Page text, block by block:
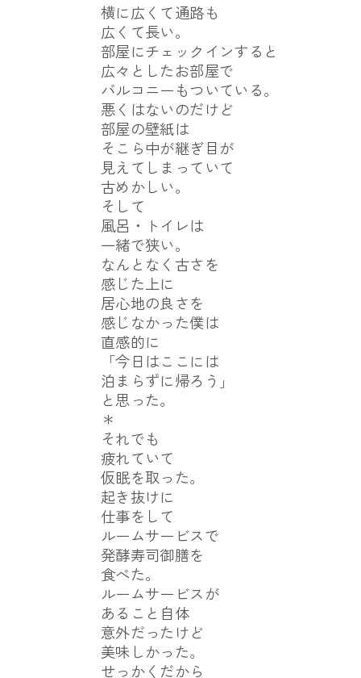
横に広くて通路も
広くて長い。
部屋にチェックインすると
広々としたお部屋で
バルコニーもついている。
悪くはないのだけど
部屋の壁紙は
そこら中が継ぎ目が
見えてしまっていて
古めかしい。
そして
風呂・トイレは
一緒で狭い。
なんとなく古さを
感じた上に
居心地の良さを
感じなかった僕は
直感的に
「今日はここには
泊まらずに帰ろう」
と思った。
＊
それでも
疲れていて
仮眠を取った。
起き抜けに
仕事をして
ルームサービスで
発酵寿司御膳を
食べた。
ルームサービスが
あること自体
意外だったけど
美味しかった。
せっかくだから